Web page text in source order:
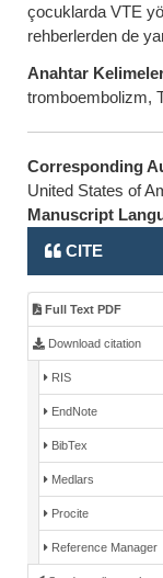
çocuklarda VTE
rehberlerden de
Anahtar
tromboembolizm,
Corresponding
United States of
Manuscript
CITE
Full Text PDF
Download citation
RIS
EndNote
BibTex
Medlars
Procite
Reference Manager